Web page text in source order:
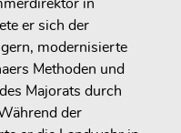
in
er sich der
modernisierte
Methoden und
Majorats durch
der